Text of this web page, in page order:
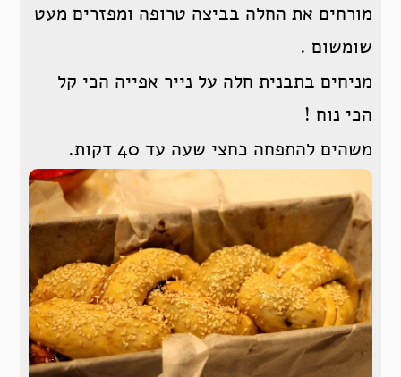
מורחים את החלה בביצה טרופה ומפזרים מעט
שומשום .
מניחים בתבנית חלה על נייר אפייה הכי קל
הכי נוח !
משהים להתפחה כחצי שעה עד 40 דקות.